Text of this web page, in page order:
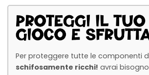
Per proteggere tutte le componenti
schifosamente ricchi! avrai